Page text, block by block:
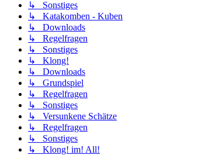
↳ Sonstiges
↳ Katakomben - Kuben
↳ Downloads
↳ Regelfragen
↳ Sonstiges
↳ Klong!
↳ Downloads
↳ Grundspiel
↳ Regelfragen
↳ Sonstiges
↳ Versunkene Schätze
↳ Regelfragen
↳ Sonstiges
↳ Klong! im! All!